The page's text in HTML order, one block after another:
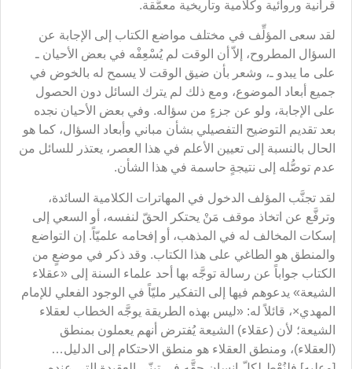
قرآنية وروائية وكلامية وتاريخية معمَّقة.
لقد سعى المؤلِّف في مختلف مواضع الكتاب إلى الإجابة عن
السؤال المطروح، إلاّ أن الوقت لم يُسْعِفْه في بعض الأحيان ـ
على ما يبدو ـ، وشعر بأن ضيق الوقت لا يسمح له بالخوض في
جميع أبعاد الموضوع، ومع ذلك لم يترك السائل دون الحصول
على الإجابة، ولو عن جزءٍ من سؤاله. وفي بعض الأحيان نجده
بعد تقديم التوضيح التفصيلي بشأن مباني وأبعاد السؤال، كما هو
الحال بالنسبة إلى تعيين الأعلم في هذا العصر، يعتذر للسائل من
عدم توصُّله إلى نتيجةٍ حاسمة في هذا الشأن.
لقد تجنَّب المؤلف الدخول في المهاترات الكلامية السائدة،
وترفَّع عن اتخاذ موقف مَنْ يحتكر الحقّ لنفسه، أو السعي إلى
إسكات المخالف له في المذهب، أو إفحامه علميّاً. إن التواضع
والمنطق هو الطاغي على هذا الكتاب. وقد ذكر في موضعٍ من
الكتاب جواباً عن رسالة توجَّه بها أحد علماء السنة إلى «عقلاء
الشيعة» يدعوهم فيها إلى التفكير مليّاً في الوجود الفعلي للإمام
المهدي×، قائلاً له: «ليس بهذه الطريقة يوجَّه الخطاب لعقلاء
الشيعة؛ لأن (عقلاء) الشيعة يُفترض أنهم يعملون بمنطق
(العقلاء)، ومنطق العقلاء هو منطق الاحتكام إلى الدليل…